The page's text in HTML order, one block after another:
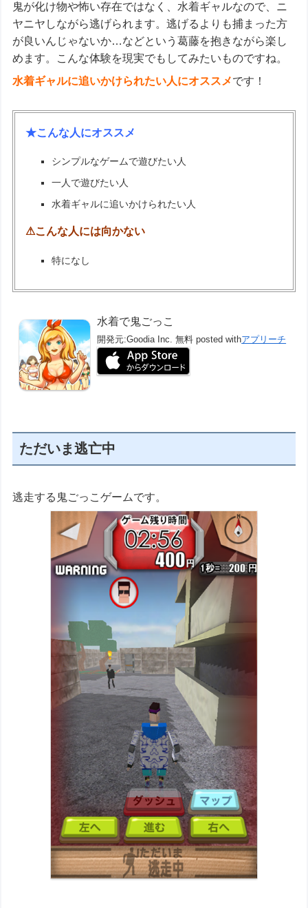
鬼が化け物や怖い存在ではなく、水着ギャルなので、ニ
ヤニヤしながら逃げられます。逃げるよりも捕まった方
が良いんじゃないか…などという葛藤を抱きながら楽し
めます。こんな体験を現実でもしてみたいものですね。
水着ギャルに追いかけられたい人にオススメです！
★こんな人にオススメ
シンプルなゲームで遊びたい人
一人で遊びたい人
水着ギャルに追いかけられたい人
⚠こんな人には向かない
特になし
水着で鬼ごっこ
開発元:Goodia Inc. 無料 posted withアプリーチ
ただいま逃亡中
逃走する鬼ごっこゲームです。